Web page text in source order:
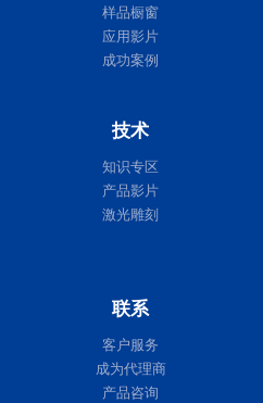
样品橱窗
应用影片
成功案例
技术
知识专区
产品影片
激光雕刻
联系
客户服务
成为代理商
产品咨询